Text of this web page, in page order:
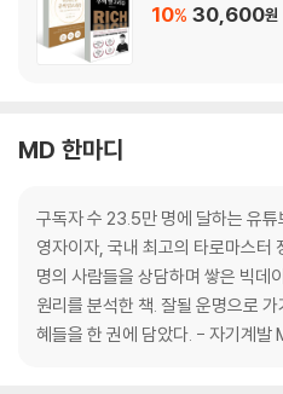
10% 30,600원
MD 한마디
구독자 수 23.5만 명에 달하는 유튜
영자이자, 국내 최고의 타로마스
명의 사람들을 상담하며 쌓은 빅데
원리를 분석한 책. 잘될 운명으로
혜들을 한 권에 담았다. - 자기계발